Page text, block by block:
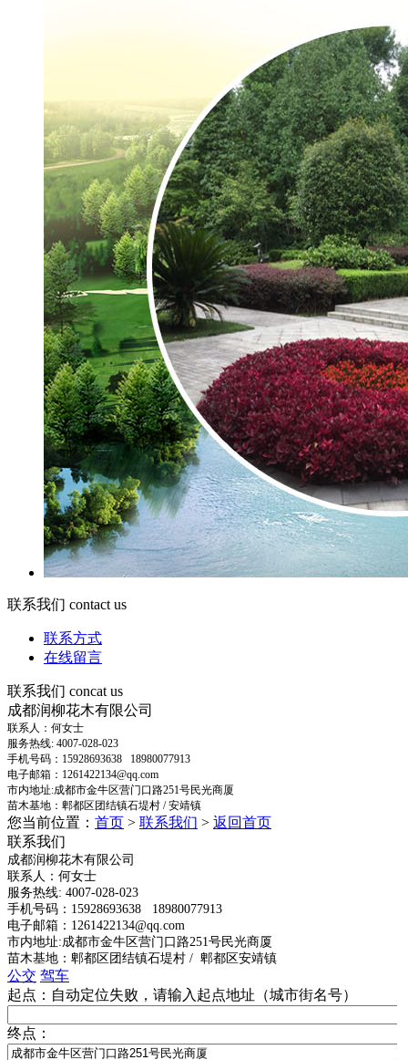
联系我们 contact us
联系方式
在线留言
联系我们 concat us
成都润柳花木有限公司
联系人：何女士
服务热线: 4007-028-023
手机号码：15928693638 18980077913
电子邮箱：1261422134@qq.com
市内地址:成都市金牛区营门口路251号民光商厦
苗木基地：郫都区团结镇石堤村 / 安靖镇
您当前位置： 首页 > 联系我们 > 返回首页
联系我们
成都润柳花木有限公司
联系人：何女士
服务热线: 4007-028-023
手机号码：15928693638 18980077913
电子邮箱：1261422134@qq.com
市内地址:成都市金牛区营门口路251号民光商厦
苗木基地：郫都区团结镇石堤村 / 郫都区安靖镇